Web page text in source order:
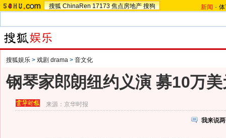
搜狐 ChinaRen 17173 焦点房地产 搜狗 新闻 -
搜狐娱乐 > 戏剧 drama > 音文化
钢琴家郎朗纽约义演 募10万
来源：京华时报
我来说